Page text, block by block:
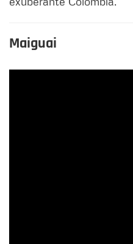
Maiguai